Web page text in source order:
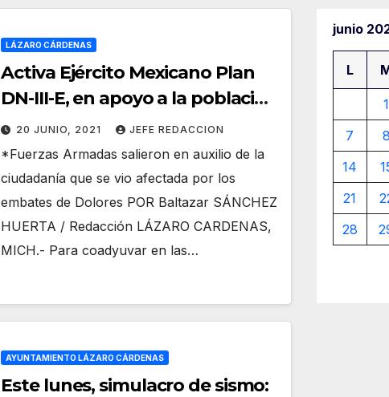
LÁZARO CÁRDENAS
Activa Ejército Mexicano Plan
DN-III-E, en apoyo a la población
civil20 JUNIO, 2021 JEFE REDACCION
*Fuerzas Armadas salieron en auxilio de la
ciudadanía que se vio afectada por los
embates de Dolores POR Baltazar SÁNCHEZ
HUERTA / Redacción LÁZARO CARDENAS,
MICH.- Para coadyuvar en las…
AYUNTAMIENTO LÁZARO CÁRDENAS
Este lunes, simulacro de sismo:
junio
L
1
7
8
14
21
28